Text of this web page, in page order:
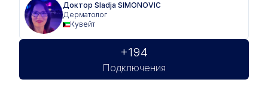
Доктор Sladja SIMONOVIC
Дерматолог
Кувейт
+194
Подключения